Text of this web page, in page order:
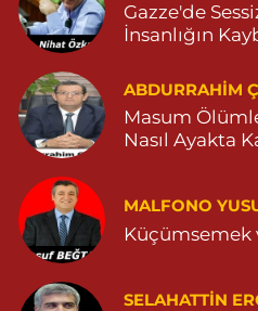
Gazze'de
İnsanlığın
ABDURRAHIM
Masum
Nasıl Ayakta
MALFONO
Küçümsemek
SELAHATTIN